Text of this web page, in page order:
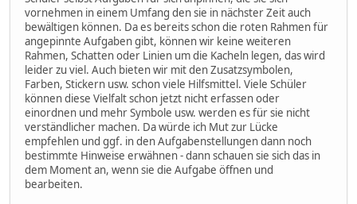
vornehmen in einem Umfang den sie in nächster Zeit auch
bewältigen können. Da es bereits schon die roten Rahmen für
angepinnte Aufgaben gibt, können wir keine weiteren
Rahmen, Schatten oder Linien um die Kacheln legen, das wird
leider zu viel. Auch bieten wir mit den Zusatzsymbolen,
Farben, Stickern usw. schon viele Hilfsmittel. Viele Schüler
können diese Vielfalt schon jetzt nicht erfassen oder
einordnen und mehr Symbole usw. werden es für sie nicht
verständlicher machen. Da würde ich Mut zur Lücke
empfehlen und ggf. in den Aufgabenstellungen dann noch
bestimmte Hinweise erwähnen - dann schauen sie sich das in
dem Moment an, wenn sie die Aufgabe öffnen und
bearbeiten.